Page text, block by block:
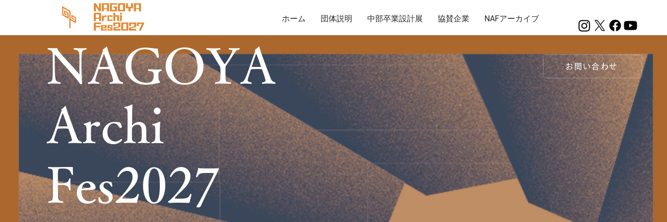
ホーム 団体説明 中部卒業設計展 協賛企業 NAFアーカイブ
NAGOYA
Archi
Fes2027
お問い合わせ